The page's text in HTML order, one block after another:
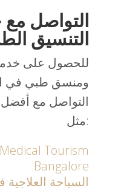
التواصل
التنسيق
للحصول على
ومنسق طبي في
التواصل مع أفضل
مثل:
Medical Tourism
Bangalore
السياحة العلاجية